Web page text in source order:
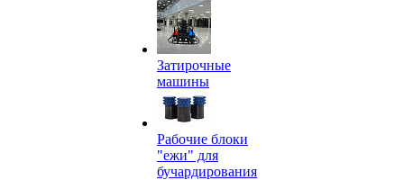
Затирочные
машины
Рабочие блоки
"ежи" для
бучардирования